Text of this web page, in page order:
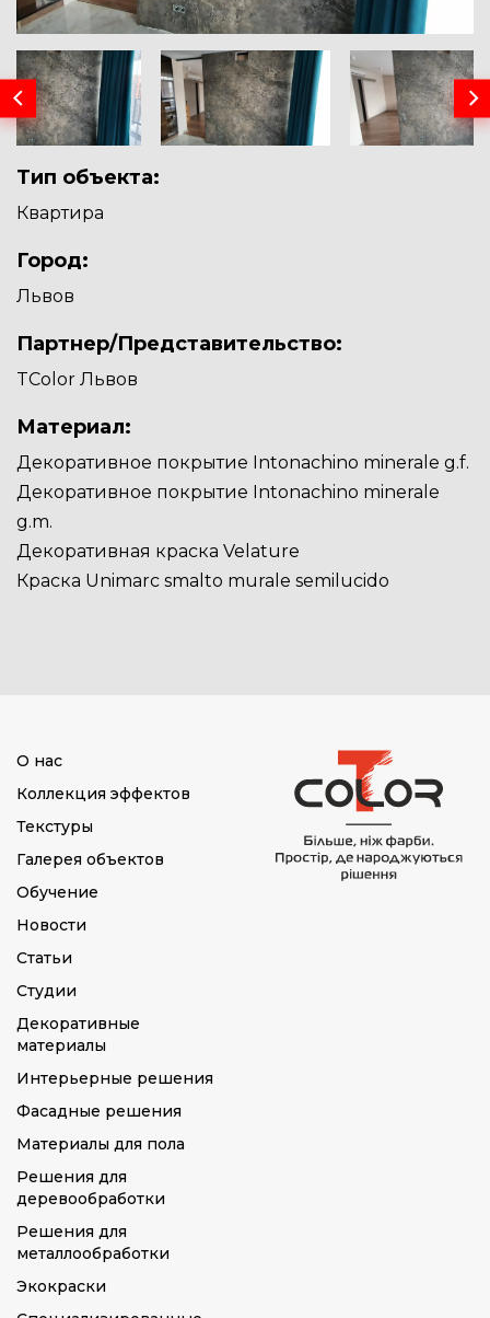
Тип объекта:
Квартира
Город:
Львов
Партнер/Представительство:
TColor Львов
Материал:
Декоративное покрытие Intonachino minerale g.f.
Декоративное покрытие Intonachino minerale
g.m.
Декоративная краска Velature
Краска Unimarc smalto murale semilucido
О нас
Коллекция эффектов
Текстуры
Галерея объектов
Обучение
Новости
Статьи
Студии
Декоративные
материалы
Интерьерные решения
Фасадные решения
Материалы для пола
Решения для
деревообработки
Решения для
металлообработки
Экокраски